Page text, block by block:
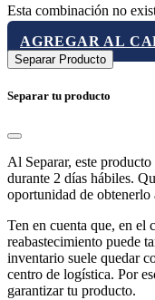
Esta combinación no
AGREGAR AL
Separar Producto
Separar tu producto
Al Separar, este
durante 2 días hábiles.
oportunidad de obtenerlo
Ten en cuenta que, en el
reabastecimiento puede
inventario suele quedar
centro de logística. Por
garantizar tu producto.